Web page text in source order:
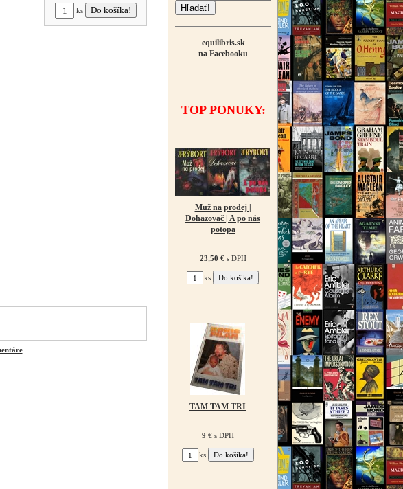
ks Hľadať!
equilibris.sk
na Facebooku
TOP PONUKY:
Muž na prodej |
Dohazovač | A po nás
potopa
23,50 €s DPH
ks
TAM TAM TRI
9 €s DPH
ks